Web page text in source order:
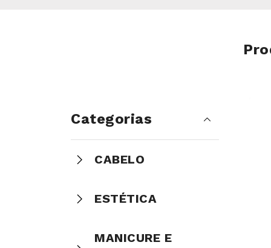
Categorias
CABELO
ESTÉTICA
MANICURE E